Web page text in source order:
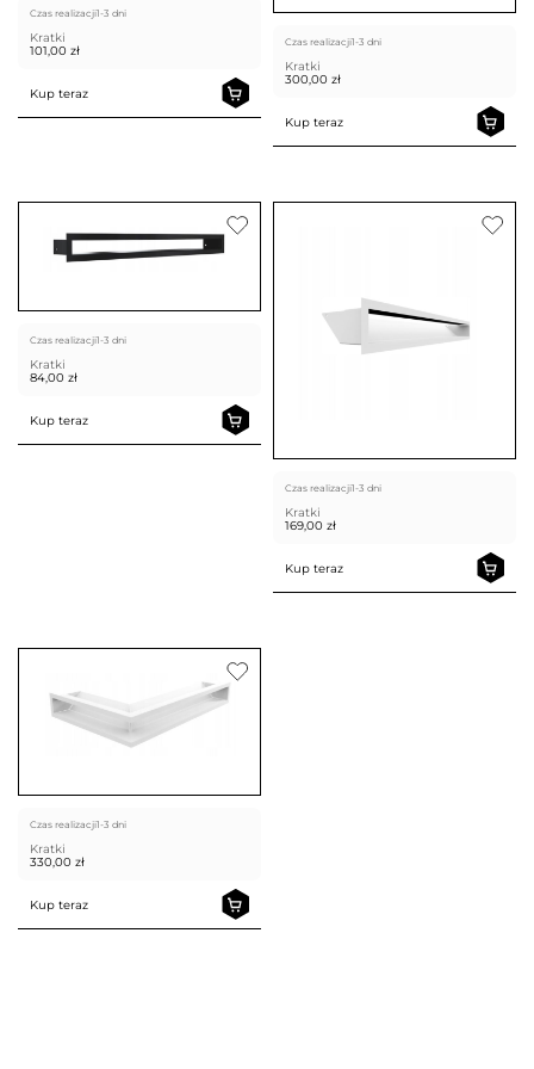
Czas realizacji1-3 dni
Kratki
101,00 zł
Kup teraz
Czas realizacji1-3 dni
Kratki
300,00 zł
Kup teraz
Czas realizacji1-3 dni
Kratki
84,00 zł
Kup teraz
Czas realizacji1-3 dni
Kratki
169,00 zł
Kup teraz
Czas realizacji1-3 dni
Kratki
330,00 zł
Kup teraz